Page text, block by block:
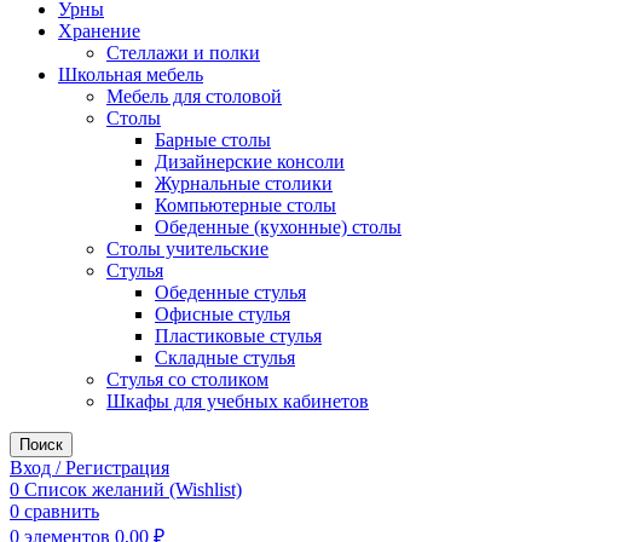
Урны
Хранение
Стеллажи и полки
Школьная мебель
Мебель для столовой
Столы
Барные столы
Дизайнерские консоли
Журнальные столики
Компьютерные столы
Обеденные (кухонные) столы
Столы учительские
Стулья
Обеденные стулья
Офисные стулья
Пластиковые стулья
Складные стулья
Стулья со столиком
Шкафы для учебных кабинетов
Поиск
Вход / Регистрация
0 Список желаний (Wishlist)
0 сравнить
0 элементов 0,00 ₽